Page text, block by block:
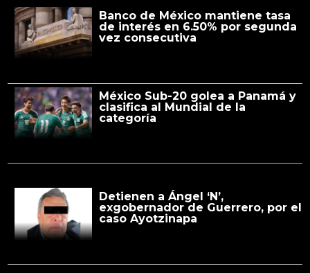
Banco de México mantiene tasa
de interés en 6.50% por segunda
vez consecutiva
México Sub-20 golea a Panamá y
clasifica al Mundial de la
categoría
Detienen a Ángel ‘N’,
exgobernador de Guerrero, por el
caso Ayotzinapa